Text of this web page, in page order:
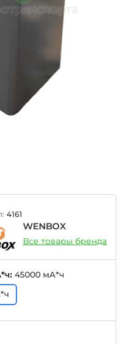
4161
WENBOX
Все товары бренда
45000 мА*ч